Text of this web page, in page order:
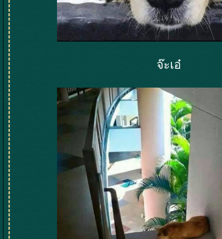
จ๊ะเอ๋